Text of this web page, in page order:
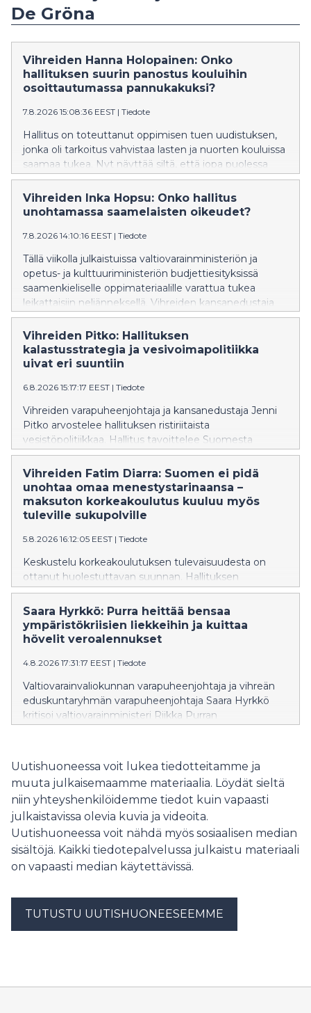
De Gröna
Vihreiden Hanna Holopainen: Onko
hallituksen suurin panostus kouluihin
osoittautumassa pannukakuksi?
7.8.2026 15:08:36 EEST | Tiedote
Hallitus on toteuttanut oppimisen tuen uudistuksen,
jonka oli tarkoitus vahvistaa lasten ja nuorten kouluissa
saamaa tukea. Nyt näyttää siltä, että jopa puolessa
kunnista on vaikeuksia tarjota lasten ja nuorten
tarpeiden mukaista tukea ja osassa kuntia jopa
lakkautetaan erityisluokkia. Vihreiden kansanedustaja
toimenpiteisiin.
Vihreiden Inka Hopsu: Onko hallitus
unohtamassa saamelaisten oikeudet?
7.8.2026 14:10:16 EEST | Tiedote
Tällä viikolla julkaistuissa valtiovarainministeriön ja
opetus- ja kulttuuriministeriön budjettiesityksissä
saamenkieliselle oppimateriaalille varattua tukea
leikattaisiin neljänneksellä. Vihreiden kansanedustaja
Inka Hopsu vaatii hallitusta kunnioittamaan ja
vahvistamaan saamelaisten oikeuksia ja perumaan
leikkauksen syksyn budjettiriihessä.
Vihreiden Pitko: Hallituksen
kalastusstrategia ja vesivoimapolitiikka
uivat eri suuntiin
6.8.2026 15:17:17 EEST | Tiedote
Vihreiden varapuheenjohtaja ja kansanedustaja Jenni
Pitko arvostelee hallituksen ristiriitaista
vesistöpolitiikkaa. Hallitus tavoittelee Suomesta
Euroopan johtavaa kalastusmatkailumaata, mutta
samaan aikaan sen vesilakiesitys hidastaa
vaelluskalojen nousureittien avaamista
vuosikymmenillä. Pitko vaatii vesilakiin sitovaa
aikataulua vaelluskalojen nousuesteiden purkamiseksi
Vihreiden Fatim Diarra: Suomen ei pidä
unohtaa omaa menestystarinaansa –
maksuton korkeakoulutus kuuluu myös
tuleville sukupolville
5.8.2026 16:12:05 EEST | Tiedote
Keskustelu korkeakoulutuksen tulevaisuudesta on
ottanut huolestuttavan suunnan. Hallituksen
suunnittelemat muutokset eivät ole yksittäisiä teknisiä
uudistuksia, vaan ne näyttävät olevan osa kehitystä,
joka vie Suomea askel askeleelta pois maksuttoman
korkeakoulutuksen periaatteesta. Ministeri on
säilyy maksuttomana vuoteen 2040 asti, samalla kun
hallitus valmistelee muutoksia, jotka mahdollistaisivat
kokonaisen tutkinnon suorittamisen maksullisena
avoimessa korkeakoulussa.
Saara Hyrkkö: Purra heittää bensaa
ympäristökriisien liekkeihin ja kuittaa
hövelit veroalennukset
4.8.2026 17:31:17 EEST | Tiedote
Valtiovarainvaliokunnan varapuheenjohtaja ja vihreän
eduskuntaryhmän varapuheenjohtaja Saara Hyrkkö
kritisoi valtiovarainministeri Riikka Purran
ympäristökriisien liekkeihin.
Uutishuoneessa voit lukea tiedotteitamme ja
muuta julkaisemaamme materiaalia. Löydät sieltä
niin yhteyshenkilöidemme tiedot kuin vapaasti
julkaistavissa olevia kuvia ja videoita.
Uutishuoneessa voit nähdä myös sosiaalisen median
sisältöjä. Kaikki tiedotepalvelussa julkaistu materiaali
on vapaasti median käytettävissä.
TUTUSTU UUTISHUONEESEEMME